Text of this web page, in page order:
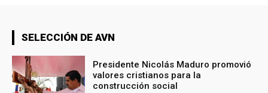
SELECCIÓN DE AVN
Presidente Nicolás Maduro promovió
valores cristianos para la
construcción social